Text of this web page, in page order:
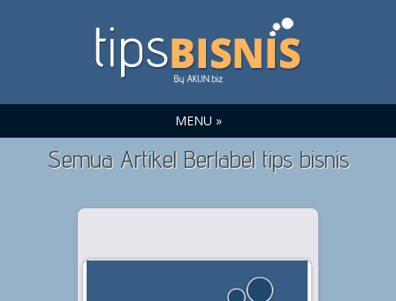
MENU »
Semua Artikel Berlabel tips bisnis